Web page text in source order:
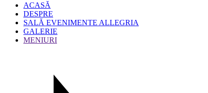
ACASĂ
DESPRE
SALĂ EVENIMENTE ALLEGRIA
GALERIE
MENIURI